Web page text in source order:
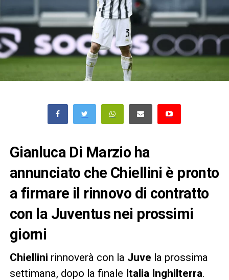
Gianluca Di Marzio ha
annunciato che Chiellini è pronto
a firmare il rinnovo di contratto
con la Juventus nei prossimi
giorni
Chiellini rinnoverà con la Juve la prossima
settimana, dopo la finale Italia Inghilterra.